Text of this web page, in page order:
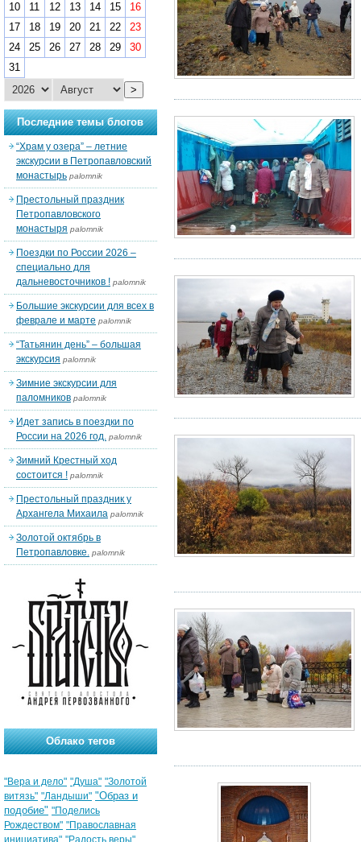
10
11 12 13 14 15
16
17
18 19 20 21 22
23
24
25 26 27 28 29
30
31
>
Последние темы блогов
“Храм у озера” – летние
экскурсии в Петропавловский
монастырь palomnik
Престольный праздник
Петропавловского
монастыря palomnik
Поездки по России 2026 –
специально для
дальневосточников ! palomnik
Большие экскурсии для всех в
феврале и марте palomnik
“Татьянин день” – большая
экскурсия palomnik
Зимние экскурсии для
паломников palomnik
Идет запись в поездки по
России на 2026 год. palomnik
Зимний Крестный ход
состоится ! palomnik
Престольный праздник у
Архангела Михаила palomnik
Золотой октябрь в
Петропавловке. palomnik
Облако тегов
"Вера и дело" "Душа" "Золотой
витязь" "Ландыши" "Образ и
подобие" "Поделись
Рождеством" "Православная
инициатива" "Радость веры"